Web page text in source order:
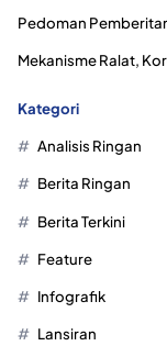
Pedoman
Mekanisme Ralat,
Kategori
Analisis Ringan
Berita Ringan
Berita Terkini
Feature
Infografik
Lansiran